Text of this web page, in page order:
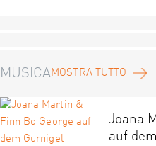
MUSICAMOSTRA TUTTO
Joana
auf